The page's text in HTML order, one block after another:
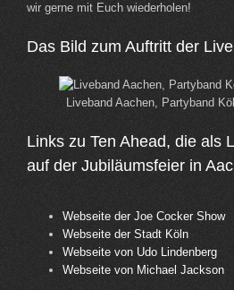
wir gerne mit Euch wiederholen!
Das Bild zum Auftritt der
Liveband Aachen, Partyband
Links zu Ten Ahead, die als
auf der Jubiläumsfeier in
Webseite der Joe Cocker Show
Webseite der Stadt Köln
Webseite von Udo Lindenberg
Webseite von Michael Jackson